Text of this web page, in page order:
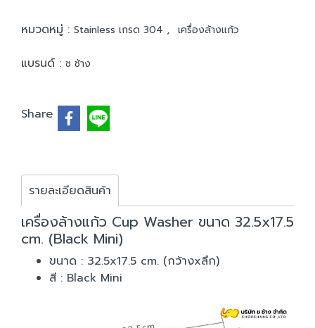
หมวดหมู่ : Stainless เกรด 304 , เครื่องล้างแก้ว
แบรนด์ : ช ช้าง
Share
รายละเอียดสินค้า
เครื่องล้างแก้ว Cup Washer ขนาด 32.5x17.5
cm. (Black Mini)
ขนาด : 32.5x17.5 cm. (กว้างxลึก)
สี : Black Mini